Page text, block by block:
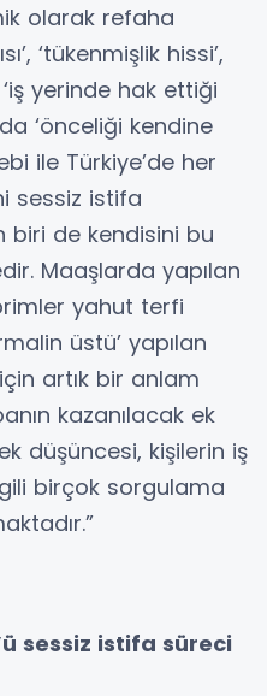
olarak refaha
‘tükenmişlik hissi’,
yerinde hak ettiği
‘önceliği kendine
ile Türkiye’de her
sessiz istifa
biri de kendisini bu
Maaşlarda yapılan
yahut terfi
üstü’ yapılan
artık bir anlam
kazanılacak ek
düşüncesi, kişilerin iş
birçok sorgulama
sessiz istifa süreci